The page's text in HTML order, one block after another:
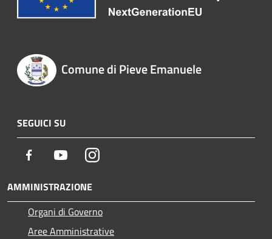
Comune di Pieve Emanuele
SEGUICI SU
Facebook YoutubeInstagram
AMMINISTRAZIONE
Organi di Governo
Aree Amministrative